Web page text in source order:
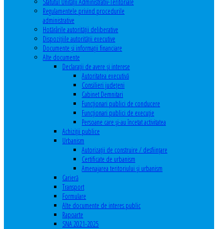
Regulamentele privind procedurile
administrative
Hotărârile autorităţii deliberative
Dispoziţiile autorităţii executive
Documente şi informaţii financiare
Alte documente
Declaraţii de avere şi interese
Autoritatea executivă
Consilieri judeţeni
Cabinet Demnitari
Funcţionari publici de conducere
Funcționari publici de execuție
Persoane care şi-au încetat activitatea
Achiziţii publice
Urbanism
Autorizații de construire / desființare
Certificate de urbanism
Amenajarea teritoriului şi urbanism
Carieră
Transport
Formulare
Alte documente de interes public
Rapoarte
SNA 2021-2025